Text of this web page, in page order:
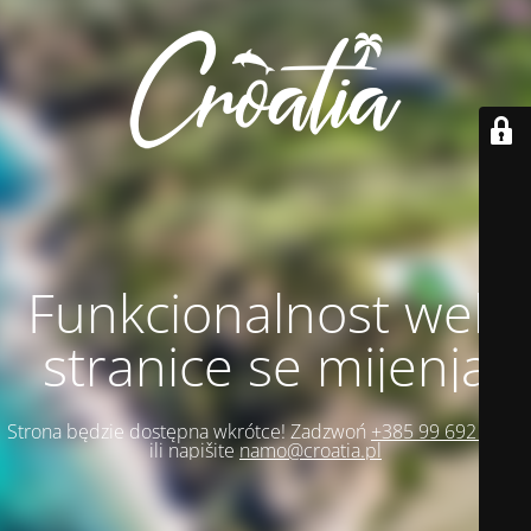
Funkcionalnost web
stranice se mijenja
Strona będzie dostępna wkrótce! Zadzwoń +385 99 692 1271
ili napišitenamo@croatia.pl